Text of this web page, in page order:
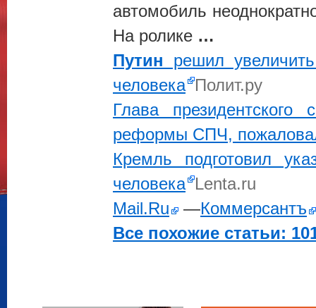
автомобиль
На ролике …
Путин решил
человека Полит.ру
Глава президентского
реформы СПЧ,
Кремль подготовил
человека Lenta.ru
Mail.Ru
—Коммерсантъ
Все похожие статьи: